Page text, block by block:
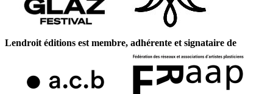
Lendroit éditions est membre, adhérente et signataire de